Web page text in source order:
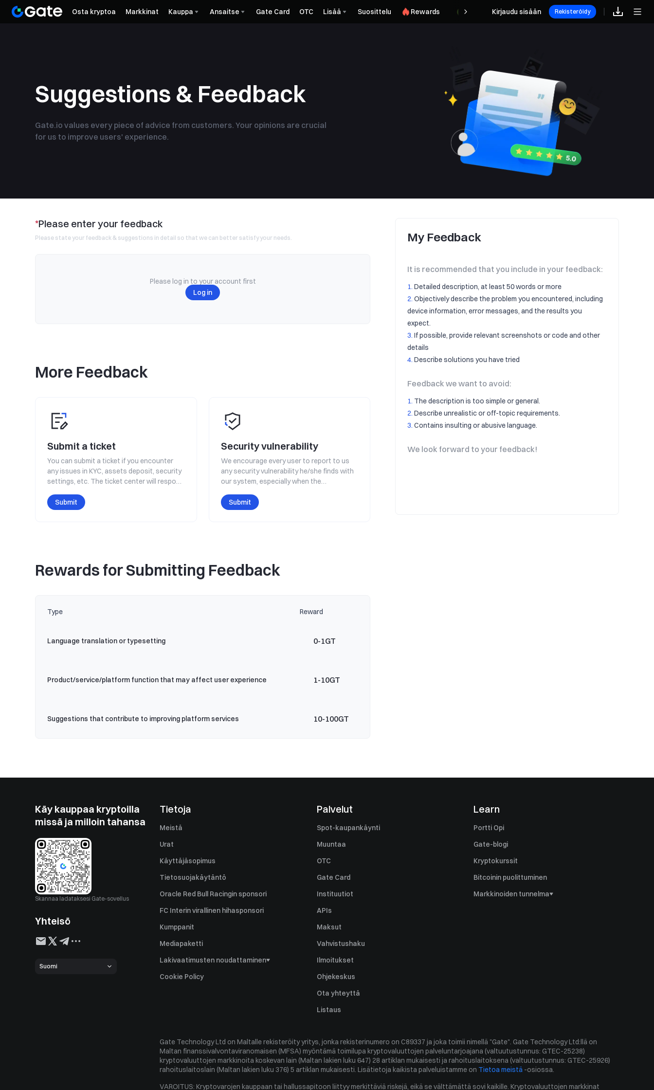
Osta kryptoa Markkinat Kauppa Ansaitse Gate Card OTC Lisää Suosittelu Rewards Kirjaudu sisään Rekisteröidy
Suggestions & Feedback
Gate.io values every piece of advice from customers. Your opinions are crucial
for us to improve users' experience.
*Please enter your feedback
Please state your feedback & suggestions in detail so that we can better satisfy your needs.
Please log in to your account first
Log in
More Feedback
Submit a ticket
You can submit a ticket if you encounter
any issues in KYC, assets deposit, security
settings, etc. The ticket center will respond
Submit
Security vulnerability
We encourage every user to report to us
any security vulnerability he/she finds with
our system, especially when the
hypothetical threats to the platform's safe
operation, such as the threat of system
Submit
Rewards for Submitting Feedback
Type Reward
Language translation or typesetting 0-1GT
Product/service/platform function that may affect user experience 1-10GT
Suggestions that contribute to improving platform services 10-100GT
My Feedback
It is recommended that you include in your feedback:
1. Detailed description, at least 50 words or more
2. Objectively describe the problem you encountered, including
device information, error messages, and the results you
expect.
3. If possible, provide relevant screenshots or code and other
details
4. Describe solutions you have tried
Feedback we want to avoid:
1. The description is too simple or general.
2. Describe unrealistic or off-topic requirements.
3. Contains insulting or abusive language.
We look forward to your feedback!
Käy kauppaa kryptoilla
missä ja milloin tahansa
Skannaa ladataksesi Gate-sovellus
Yhteisö
Suomi
Tietoja
Meistä
Urat
Käyttäjäsopimus
Tietosuojakäytäntö
Oracle Red Bull Racingin sponsori
FC Interin virallinen hihasponsori
Kumppanit
Mediapaketti
Lakivaatimusten noudattaminen
Riski-ilmoitus
Politica di custodia
Regole sul conflitto di interessi
Politica Esecuzione Ordini
Cookie Policy
Palvelut
Spot-kaupankäynti
Muuntaa
OTC
Gate Card
Instituutiot
APIs
Maksut
Vahvistushaku
Ilmoitukset
Ohjekeskus
Ota yhteyttä
Listaus
Learn
Portti Opi
Gate-blogi
Kryptokurssit
Bitcoinin puolittuminen
Markkinoiden tunnelma
Gate Technology Ltd on Maltalle rekisteröity yritys, jonka rekisterinumero on C89337 ja joka toimii nimellä "Gate". Gate Technology Ltd:llä on
Maltan finanssivalvontaviranomaisen (MFSA) myöntämä toimilupa kryptovaluuttojen palveluntarjoajana (valtuutustunnus: GTEC-25238)
kryptovaluuttojen markkinoita koskevan lain (Maltan lakien luku 647) 28 artiklan mukaisesti ja rahoituslaitoksena (valtuutustunnus: GTEC-25926)
rahoituslaitoslain (Maltan lakien luku 376) 5 artiklan mukaisesti. Lisätietoja kaikista palveluistamme on Tietoa meistä -osiossa.
VAROITUS: Kryptovarojen kauppaan tai hallussapitoon liittyy merkittäviä riskejä, eikä se välttämättä sovi kaikille. Kryptovaluuttojen markkinat